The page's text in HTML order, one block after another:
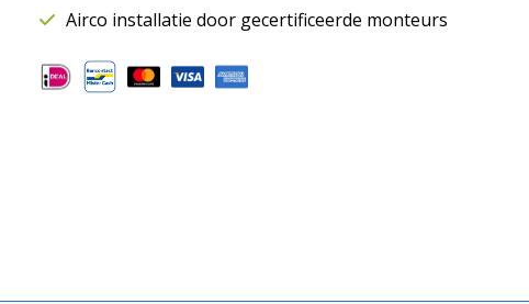
|
5
meter
Airco installatie door gecertificeerde monteurs